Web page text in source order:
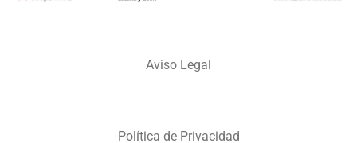
Aviso Legal
Política de Privacidad